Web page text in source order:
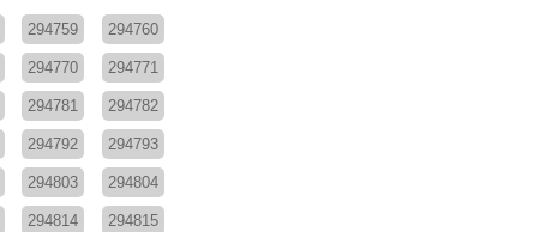
294759 294760
294770 294771
294781 294782
294792 294793
294803 294804
294814 294815